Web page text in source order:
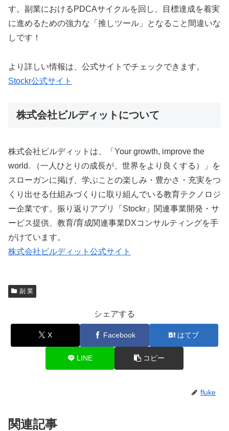
す。副業におけるPDCAサイクルを回し、目標達成を着実
に進めるための強力な「推しツール」となること間違いな
しです！
より詳しい情報は、公式サイトでチェックできます。
Stockr公式サイト
株式会社ビルディットについて
株式会社ビルディットは、「Your growth, improve the
world. （一人ひとりの成長が、世界をより良くする）」を
スローガンに掲げ、学ぶことの楽しみ・豊かさ・充実をつ
くり出せる仕組みづくりに取り組んでいる教育テクノロジ
ー企業です。振り返りアプリ「Stockr」関連事業開発・サ
ービス提供、教育/育成関連事業DXコンサルティングを手
がけています。
株式会社ビルディット公式サイト
副 業
シェアする
X Facebook はてブ
LINE コピー
fluke
関連記事